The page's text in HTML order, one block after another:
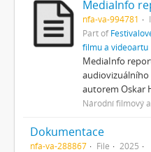
nfa-va-994781
Part of
filmu a videoartu
MediaInfo
audiovizuálního
autorem Oskar
Národní filmový
Dokumentace
nfa-va-288867 File
2025